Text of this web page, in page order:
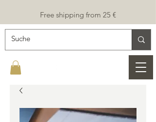
Free shipping from 25 €